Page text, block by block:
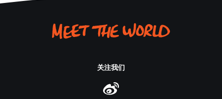
关注我们